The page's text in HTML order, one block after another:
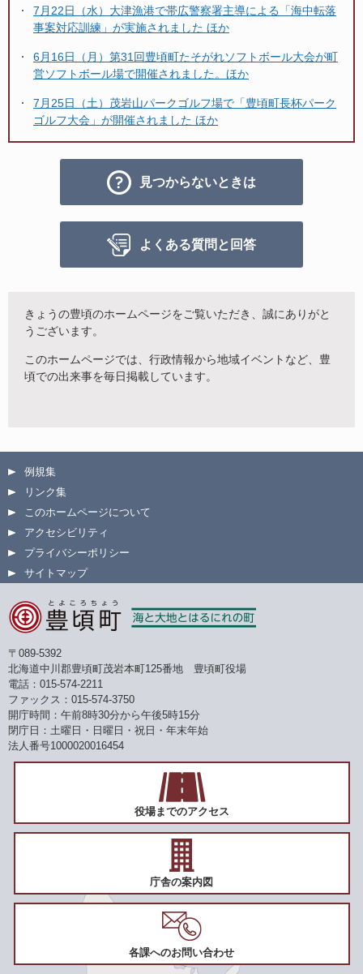
7月22日（水）大津漁港で帯広警察署主導による「海中転落
事案対応訓練」が実施されました ほか
6月16日（月）第31回豊頃町たそがれソフトボール大会が町
営ソフトボール場で開催されました。ほか
7月25日（土）茂岩山パークゴルフ場で「豊頃町長杯パーク
ゴルフ大会」が開催されました ほか
見つからないときは
よくある質問と回答
きょうの豊頃のホームページをご覧いただき、誠にありがと
うございます。
このホームページでは、行政情報から地域イベントなど、豊
頃での出来事を毎日掲載しています。
例規集
リンク集
このホームページについて
アクセシビリティ
プライバシーポリシー
サイトマップ
〒089-5392
北海道中川郡豊頃町茂岩本町125番地 豊頃町役場
電話：015-574-2211
ファックス：015-574-3750
開庁時間：午前8時30分から午後5時15分
閉庁日：土曜日・日曜日・祝日・年末年始
法人番号1000020016454
役場までのアクセス
庁舎の案内図
各課へのお問い合わせ